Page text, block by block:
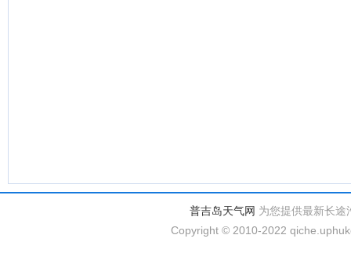
普吉岛天气网 为您提供最新长途
Copyright © 2010-2022